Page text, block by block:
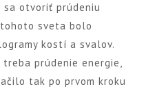
otvoriť prúdeniu
tohoto sveta bolo
kostí a svalov.
prúdenie energie,
tak po prvom kroku